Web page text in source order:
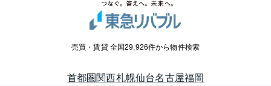
売買・賃貸 全国29,926件から物件検索
首都圏関西札幌仙台名古屋福岡